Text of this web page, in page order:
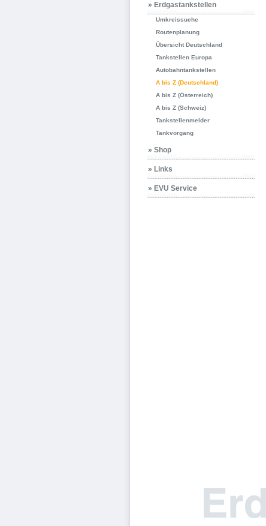
» Erdgastankstellen
Umkreissuche
Routenplanung
Übersicht Deutschland
Tankstellen Europa
Autobahntankstellen
A bis Z (Deutschland)
A bis Z (Österreich)
A bis Z (Schweiz)
Tankstellenmelder
Tankvorgang
» Shop
» Links
» EVU Service